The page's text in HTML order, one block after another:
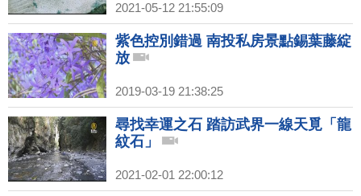
2021-05-12 21:55:09
紫色控別錯過 南投私房景點錫葉藤綻
放
2019-03-19 21:38:25
尋找幸運之石 踏訪武界一線天覓「龍
紋石」
2021-02-01 22:00:12